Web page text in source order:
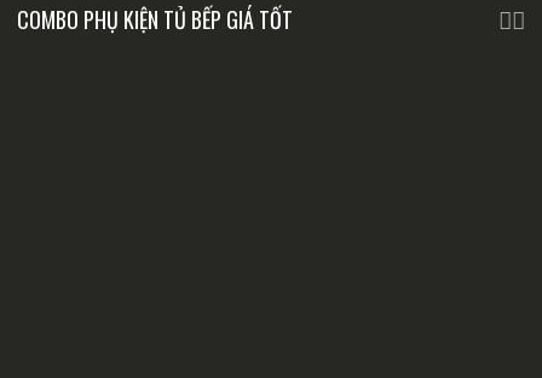
COMBO PHỤ KIỆN TỦ BẾP GIÁ TỐT